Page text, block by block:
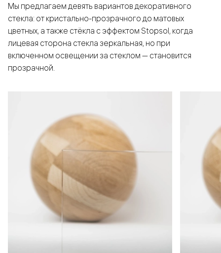
Мы предлагаем девять вариантов декоративного
стекла: от кристально-прозрачного до матовых
цветных, а также стёкла с эффектом Stopsol, когда
лицевая сторона стекла зеркальная, но при
включенном освещении за стеклом — становится
прозрачной.